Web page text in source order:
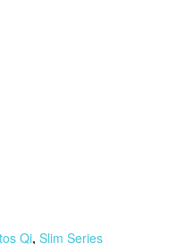
Qi, Slim Series